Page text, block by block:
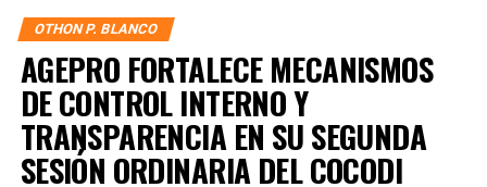
OTHON P. BLANCO
AGEPRO FORTALECE MECANISMOS
DE CONTROL INTERNO Y
TRANSPARENCIA EN SU SEGUNDA
SESIÓN ORDINARIA DEL COCODI